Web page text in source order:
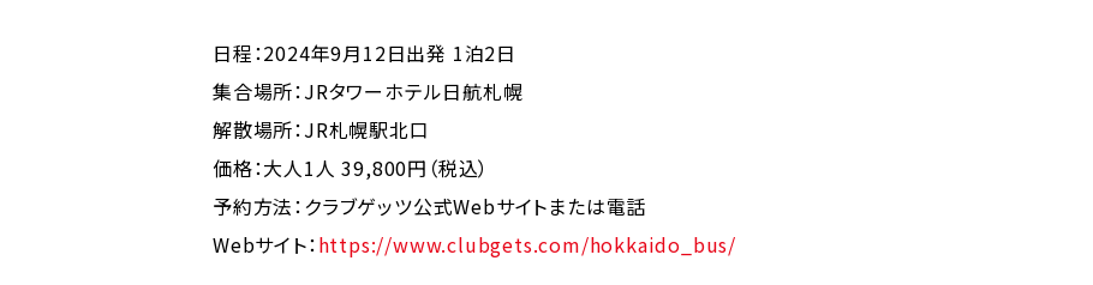
日程：2024年9月12日出発 1泊2日
集合場所：JRタワーホテル日航札幌
解散場所：JR札幌駅北口
価格：大人1人 39,800円（税込）
予約方法：クラブゲッツ公式Webサイトまたは電話
Webサイト：https://www.clubgets.com/hokkaido_bus/